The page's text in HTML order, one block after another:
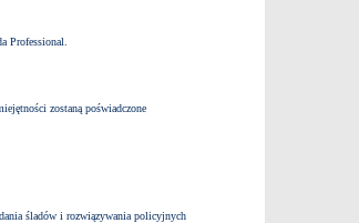
Professional.
zostaną poświadczone
śladów i rozwiązywania policyjnych